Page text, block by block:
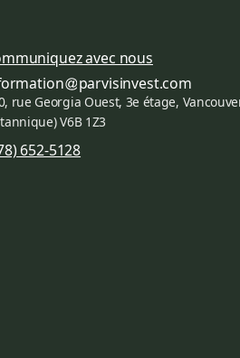
avec nous
parvisinvest.com
rue Georgia Ouest, 3e étage,
V6B 1Z3
652-5128